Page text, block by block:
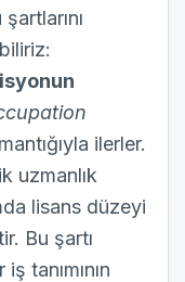
ilerler.
uzmanlık
lisans düzeyi
Bu şartı
tanımının